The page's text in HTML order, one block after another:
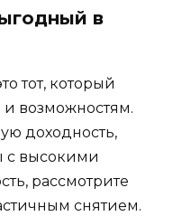
в
тот, который
и возможностям.
доходность,
с высокими
рассмотрите
снятием.